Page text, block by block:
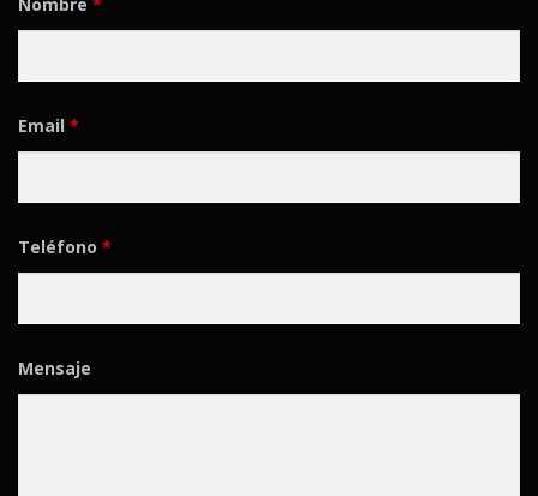
Email *
Teléfono *
Mensaje